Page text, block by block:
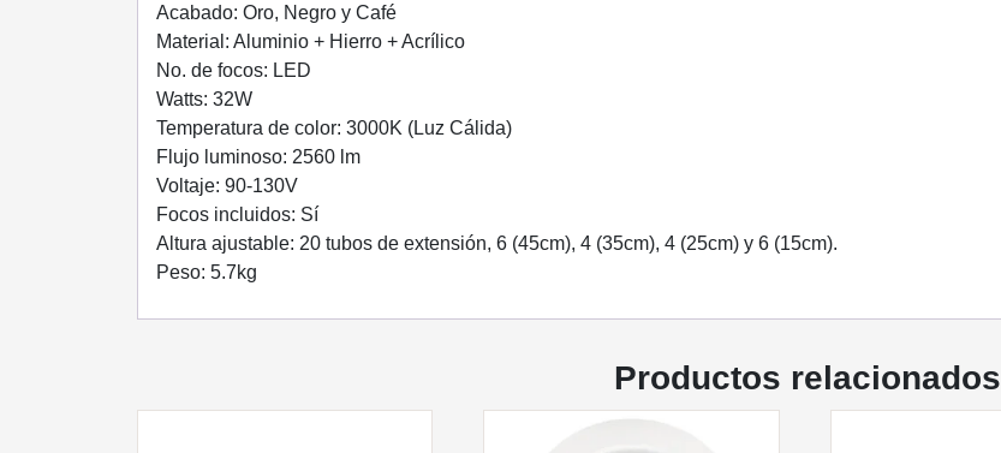
Acabado: Oro, Negro y Café
Material: Aluminio + Hierro + Acrílico
No. de focos: LED
Watts: 32W
Temperatura de color: 3000K (Luz Cálida)
Flujo luminoso: 2560 lm
Voltaje: 90-130V
Focos incluidos: Sí
Altura ajustable: 20 tubos de extensión, 6 (45cm), 4 (35cm), 4 (25cm) y 6 (15cm).
Peso: 5.7kg
Productos relacionados